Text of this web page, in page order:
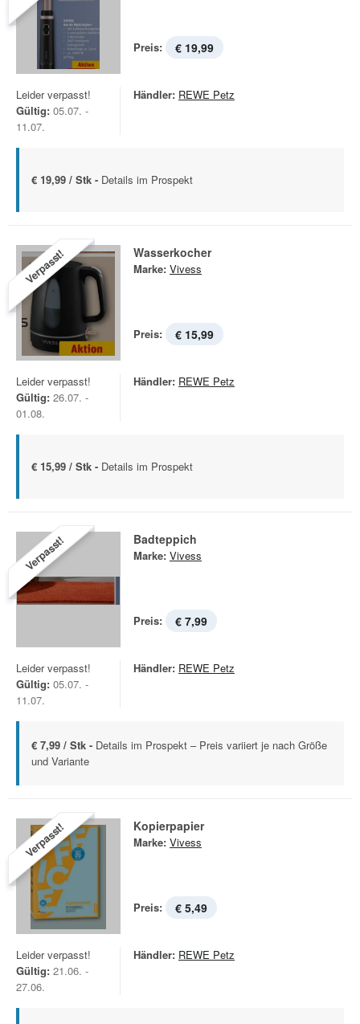
Preis: € 19,99
Leider verpasst!
Gültig: 05.07. -
11.07.
Händler: REWE Petz
€ 19,99 / Stk - Details im Prospekt
Verpasst! Wasserkocher
Marke: Vivess
Preis: € 15,99
Leider verpasst!
Gültig: 26.07. -
01.08.
Händler: REWE Petz
€ 15,99 / Stk - Details im Prospekt
Verpasst! Badteppich
Marke: Vivess
Preis: € 7,99
Leider verpasst!
Gültig: 05.07. -
11.07.
Händler: REWE Petz
€ 7,99 / Stk - Details im Prospekt – Preis variiert je nach Größe
und Variante
Verpasst! Kopierpapier
Marke: Vivess
Preis: € 5,49
Leider verpasst!
Gültig: 21.06. -
27.06.
Händler: REWE Petz